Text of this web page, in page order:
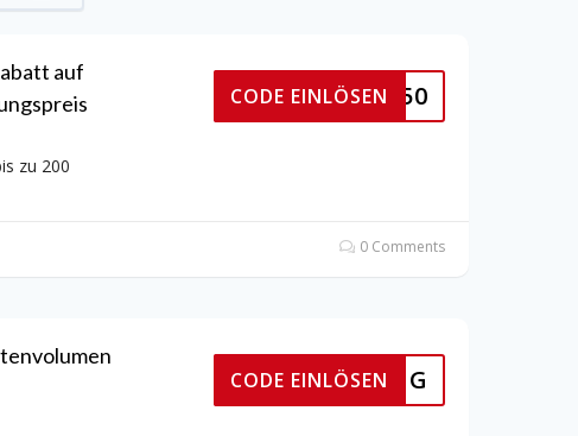
auf
zu 200
HAUSE150
CODE EINLÖSEN
0 Comments
YOUNG
CODE EINLÖSEN